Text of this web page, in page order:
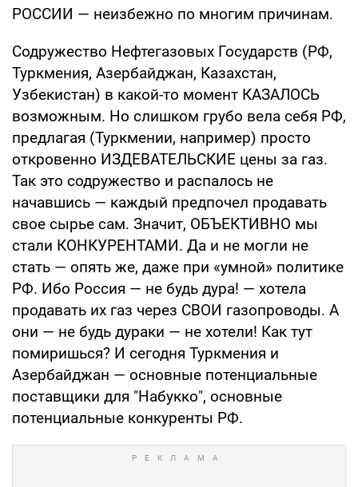
РОССИИ — неизбежно по многим причинам.
Содружество Нефтегазовых Государств (РФ,
Туркмения, Азербайджан, Казахстан,
Узбекистан) в какой-то момент КАЗАЛОСЬ
возможным. Но слишком грубо вела себя РФ,
предлагая (Туркмении, например) просто
откровенно ИЗДЕВАТЕЛЬСКИЕ цены за газ.
Так это содружество и распалось не
начавшись — каждый предпочел продавать
свое сырье сам. Значит, ОБЪЕКТИВНО мы
стали КОНКУРЕНТАМИ. Да и не могли не
стать — опять же, даже при «умной» политике
РФ. Ибо Россия — не будь дура! — хотела
продавать их газ через СВОИ газопроводы. А
они — не будь дураки — не хотели! Как тут
помиришься? И сегодня Туркмения и
Азербайджан — основные потенциальные
поставщики для "Набукко", основные
потенциальные конкуренты РФ.